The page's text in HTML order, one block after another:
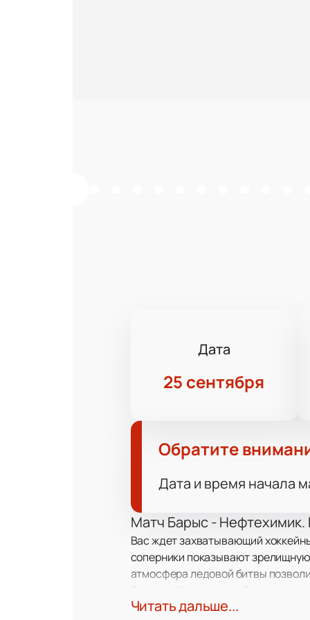
Дата
25 сентября
Обратите
Дата и время начала
Матч Барыс - Нефтехимик.
Вас ждет захватывающий
соперники показывают
атмосфера ледовой битвы
сезона.
Читать дальше...